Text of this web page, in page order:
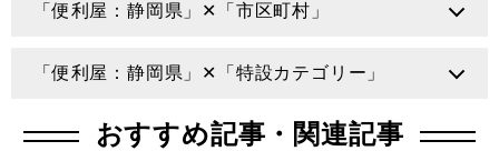
東京都 神奈川県 新潟県 富山県
「便利屋：静岡県」✕「市区町村」
「便利屋：静岡県」✕「特設カテゴリー」
片付け
お墓参
り・掃除
DIY
おすすめ記事・関連記事